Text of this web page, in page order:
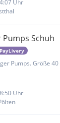
Uhr
Pumps Schuh
PayLivery
Pumps. Größe
Uhr